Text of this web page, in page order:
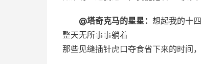
@塔奇克马的星星： 想起我的十
整天无所事事躺着
那些见缝插针虎口夺食省下来的时间